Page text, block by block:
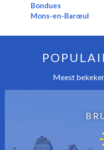
Bondues
Mons-en-Barœul
Meest